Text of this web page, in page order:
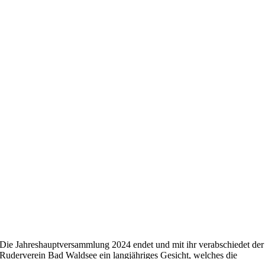
Die Jahreshauptversammlung 2024 endet und mit ihr verabschiedet der
Ruderverein Bad Waldsee ein langjähriges Gesicht, welches die